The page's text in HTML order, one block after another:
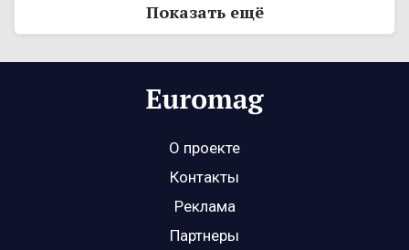
Показать ещё
О проекте
Контакты
Реклама
Партнеры